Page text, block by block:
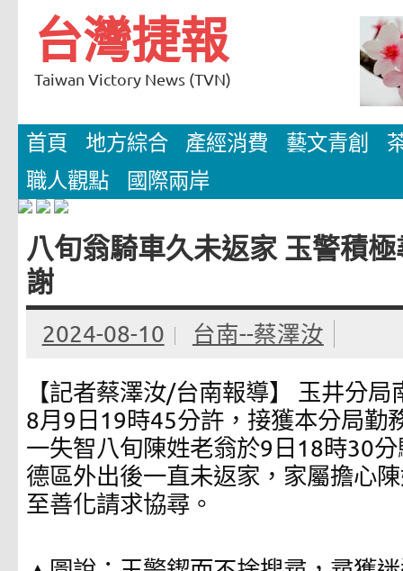
content台灣捷報
Taiwan Victory News (TVN)
首頁 地方綜合 產經消費 藝文青創
職人觀點
國際兩岸
八旬翁騎車久未返家 玉警積
謝
2024-08-10 台南--蔡澤汝
【記者蔡澤汝/台南報導】 玉井分
8月9日19時45分許，接獲本分局勤
一失智八旬陳姓老翁於9日18時30
德區外出後一直未返家，家屬擔心
至善化請求協尋。